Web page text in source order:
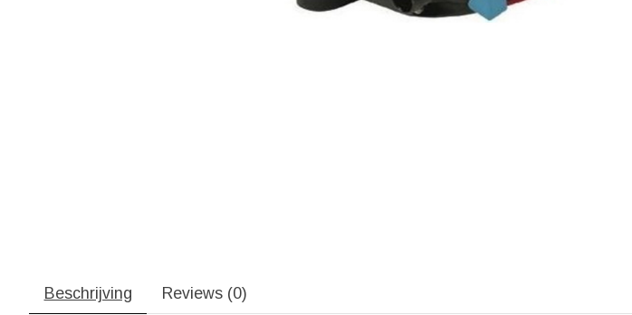
Beschrijving Reviews (0)